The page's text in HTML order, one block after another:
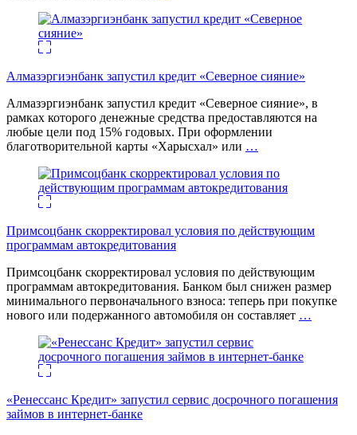
Алмазэргиэнбанк запустил кредит «Северное сияние»
Алмазэргиэнбанк запустил кредит «Северное сияние», в
рамках которого денежные средства предоставляются на
любые цели под 15% годовых. При оформлении
благотворительной карты «Харысхал» или …
Примсоцбанк скорректировал условия по действующим
программам автокредитования
Примсоцбанк скорректировал условия по действующим
программам автокредитования. Банком был снижен размер
минимального первоначального взноса: теперь при покупке
нового или подержанного автомобиля он составляет …
«Ренессанс Кредит» запустил сервис досрочного погашения
займов в интернет-банке